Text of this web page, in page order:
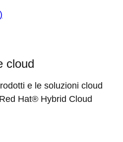
cloud
e le soluzioni cloud
Hat® Hybrid Cloud